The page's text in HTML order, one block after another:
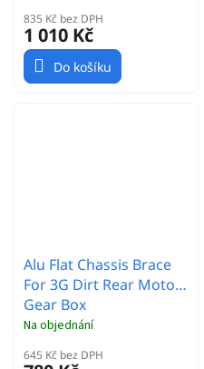
835 Kč bez DPH
1 010 Kč
Do košíku
Alu Flat Chassis Brace
For 3G Dirt Rear Motor
Gear Box
Na objednání
645 Kč bez DPH